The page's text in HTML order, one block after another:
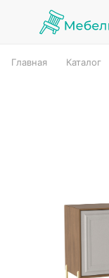
Главная Каталог